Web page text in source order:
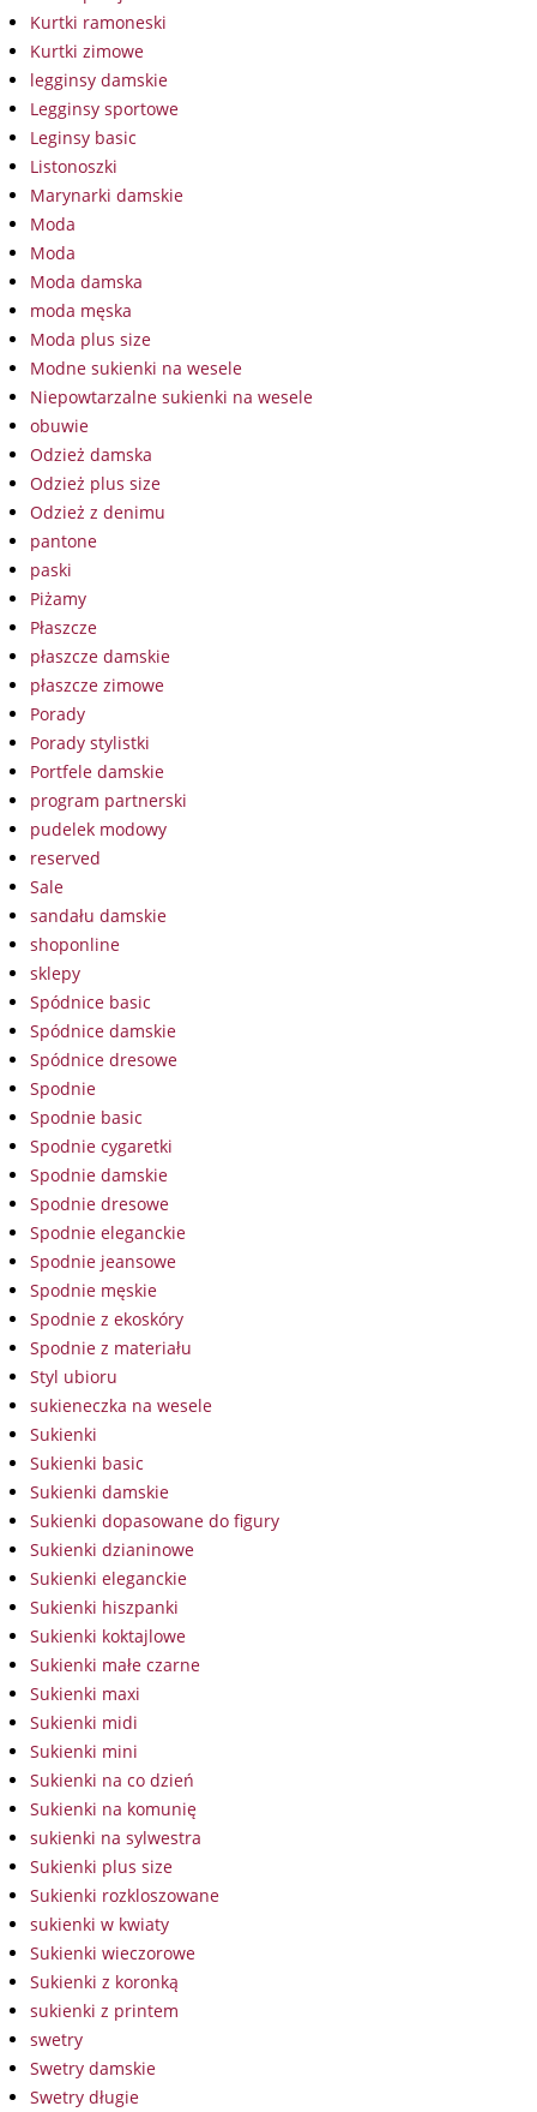
Kurtki ramoneski
Kurtki zimowe
legginsy damskie
Legginsy sportowe
Leginsy basic
Listonoszki
Marynarki damskie
Moda
Moda
Moda damska
moda męska
Moda plus size
Modne sukienki na wesele
Niepowtarzalne sukienki na wesele
obuwie
Odzież damska
Odzież plus size
Odzież z denimu
pantone
paski
Piżamy
Płaszcze
płaszcze damskie
płaszcze zimowe
Porady
Porady stylistki
Portfele damskie
program partnerski
pudelek modowy
reserved
Sale
sandału damskie
shoponline
sklepy
Spódnice basic
Spódnice damskie
Spódnice dresowe
Spodnie
Spodnie basic
Spodnie cygaretki
Spodnie damskie
Spodnie dresowe
Spodnie eleganckie
Spodnie jeansowe
Spodnie męskie
Spodnie z ekoskóry
Spodnie z materiału
Styl ubioru
sukieneczka na wesele
Sukienki
Sukienki basic
Sukienki damskie
Sukienki dopasowane do figury
Sukienki dzianinowe
Sukienki eleganckie
Sukienki hiszpanki
Sukienki koktajlowe
Sukienki małe czarne
Sukienki maxi
Sukienki midi
Sukienki mini
Sukienki na co dzień
Sukienki na komunię
sukienki na sylwestra
Sukienki plus size
Sukienki rozkloszowane
sukienki w kwiaty
Sukienki wieczorowe
Sukienki z koronką
sukienki z printem
swetry
Swetry damskie
Swetry długie